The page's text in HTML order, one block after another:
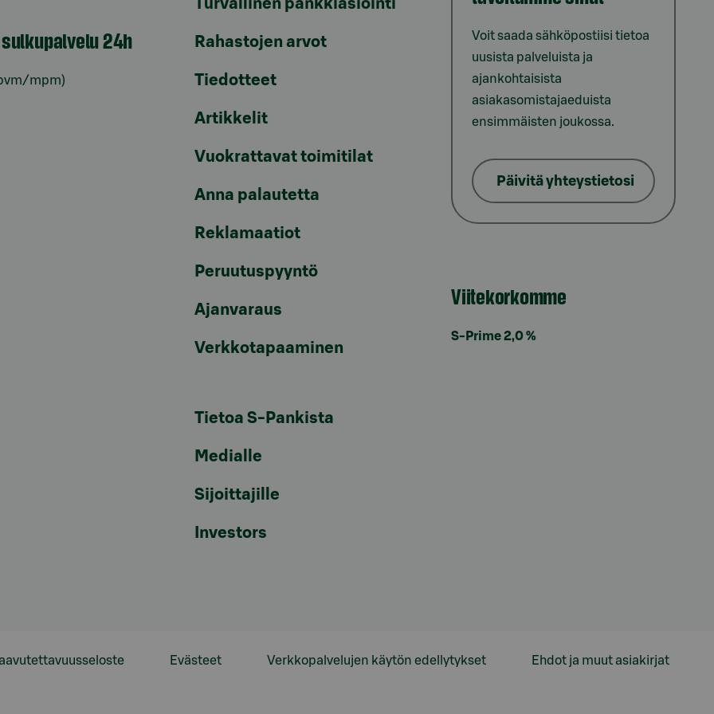
24h
mpm)
Turvallinen pankkiasiointi
Rahastojen arvot
Tiedotteet
Artikkelit
Vuokrattavat toimitilat
Anna palautetta
Reklamaatiot
Peruutuspyyntö
Ajanvaraus
Verkkotapaaminen
Tietoa S-Pankista
Medialle
Sijoittajille
Investors
Voit saada sähköpostiisi tietoa
uusista palveluista ja
ajankohtaisista
asiakasomistajaeduista
ensimmäisten joukossa.
Päivitä yhteystietosi
Viitekorkomme
S-Prime 2,0 %
Evästeet Verkkopalvelujen käytön edellytykset Ehdot ja muut asiakirjat